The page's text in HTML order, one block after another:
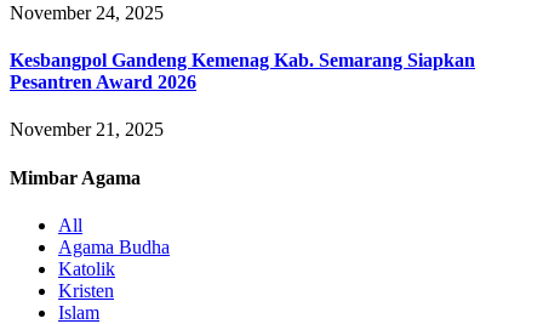
November 24, 2025
Kesbangpol Gandeng Kemenag Kab. Semarang Siapkan
Pesantren Award 2026
November 21, 2025
Mimbar Agama
All
Agama Budha
Katolik
Kristen
Islam